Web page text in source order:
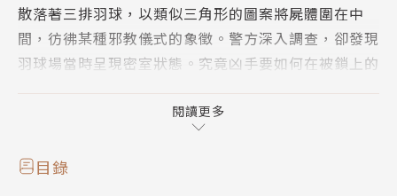
散落著三排羽球，以類似三角形的圖案將屍體圍在中
間，彷彿某種邪教儀式的象徵。警方深入調查，卻發現
羽球場當時呈現密室狀態。究竟凶手要如何在被鎖上的
方找上在「霧影莊殺人事件」一案大顯身手的林若平協
助辦案。這一次，不在犯罪現場的他，能否完美達成
「安樂椅偵探」的任務呢？
閱讀更多
目錄